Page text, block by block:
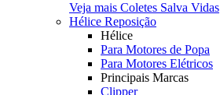
Veja mais Coletes Salva Vidas
Hélice Reposição
Hélice
Para Motores de Popa
Para Motores Elétricos
Principais Marcas
Clipper